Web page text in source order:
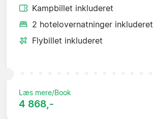
Kampbillet inkluderet
2 hotelovernatninger inkluderet
Flybillet inkluderet
Læs mere/Book
4 868,-